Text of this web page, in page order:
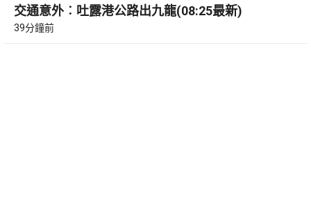
交通意外︰吐露港公路出九龍(08:25最新)
39分鐘前